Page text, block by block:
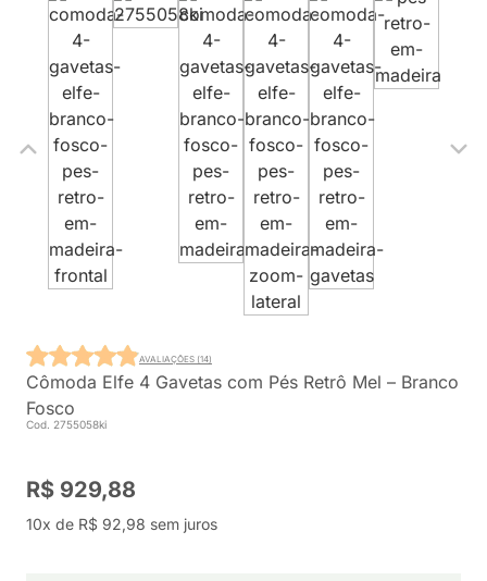
Cômoda Elfe 4 Gavetas com Pés Retrô Mel – Branco
Fosco
Cod. 2755058ki
AVALIAÇÕES (14)
R$ 929,88
10x de R$ 92,98 sem juros